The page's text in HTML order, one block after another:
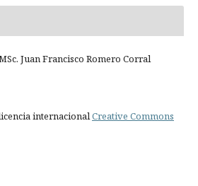
Juan Francisco Romero Corral
internacionalCreative Commons